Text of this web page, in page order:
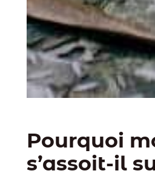
Pourquoi
s’assoit-il